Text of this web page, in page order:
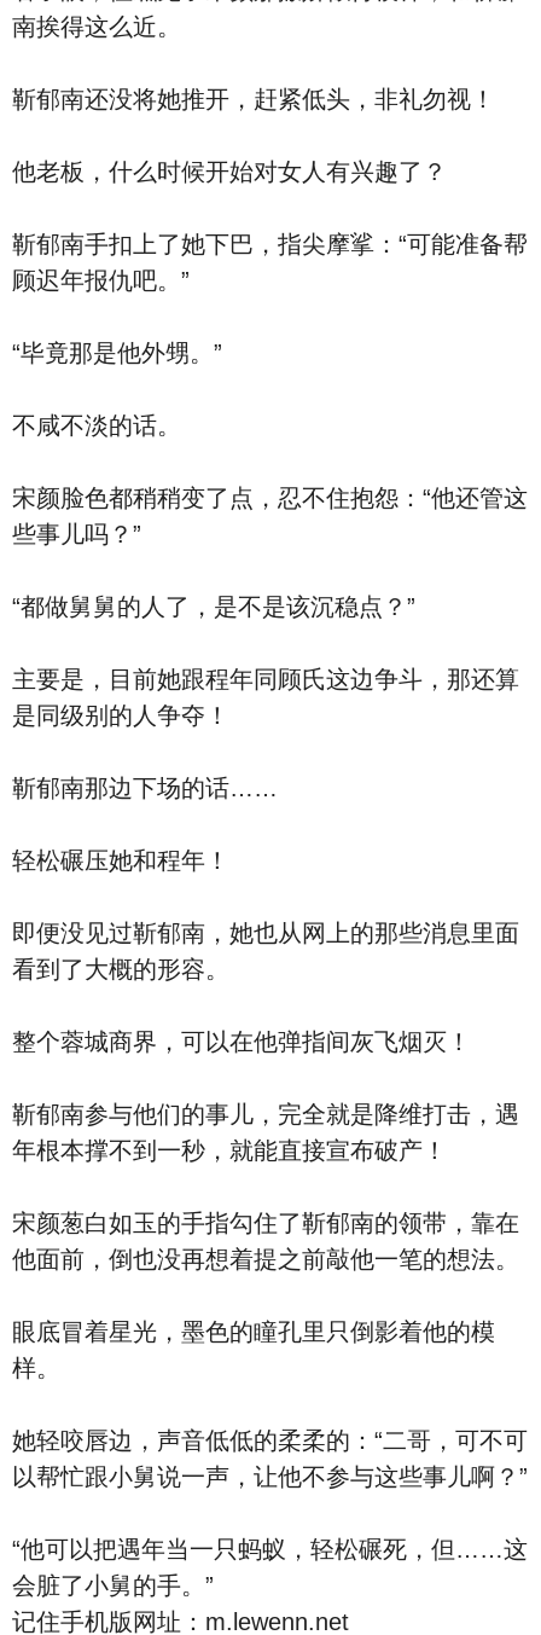
南挨得这么近。
靳郁南还没将她推开，赶紧低头，非礼勿视！
他老板，什么时候开始对女人有兴趣了？
靳郁南手扣上了她下巴，指尖摩挲：“可能准备帮
顾迟年报仇吧。”
“毕竟那是他外甥。”
不咸不淡的话。
宋颜脸色都稍稍变了点，忍不住抱怨：“他还管这
些事儿吗？”
“都做舅舅的人了，是不是该沉稳点？”
主要是，目前她跟程年同顾氏这边争斗，那还算
是同级别的人争夺！
靳郁南那边下场的话……
轻松碾压她和程年！
即便没见过靳郁南，她也从网上的那些消息里面
看到了大概的形容。
整个蓉城商界，可以在他弹指间灰飞烟灭！
靳郁南参与他们的事儿，完全就是降维打击，遇
年根本撑不到一秒，就能直接宣布破产！
宋颜葱白如玉的手指勾住了靳郁南的领带，靠在
他面前，倒也没再想着提之前敲他一笔的想法。
眼底冒着星光，墨色的瞳孔里只倒影着他的模
样。
她轻咬唇边，声音低低的柔柔的：“二哥，可不可
以帮忙跟小舅说一声，让他不参与这些事儿啊？”
“他可以把遇年当一只蚂蚁，轻松碾死，但……这
会脏了小舅的手。”
记住手机版网址：m.lewenn.net